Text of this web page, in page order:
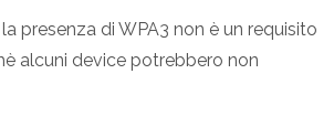
presenza di WPA3 non è un requisito
alcuni device potrebbero non